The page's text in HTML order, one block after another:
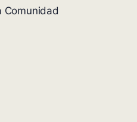
Comunidad